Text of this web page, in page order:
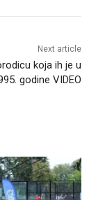
Next article
koja ih je u
godine VIDEO